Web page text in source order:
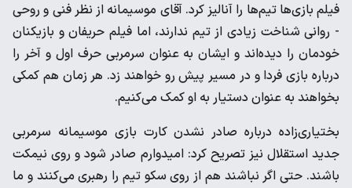
فیلم بازی‌ها تیم‌ها را آنالیز کرد. آقای موسیمانه از نظر فنی و روحی
- روانی شناخت زیادی از تیم ندارند، اما فیلم حریفان و بازیکنان
خودمان را دیده‌اند و ایشان به عنوان سرمربی حرف اول و آخر را
درباره بازی فردا و در مسیر پیش رو خواهند زد. هر زمان هم کمکی
بخواهند به عنوان دستیار به او کمک می‌کنیم.
بختیاری‌زاده درباره صادر نشدن کارت بازی موسیمانه سرمربی
جدید استقلال نیز تصریح کرد: امیدوارم صادر شود و روی نیمکت
باشند. حتی اگر نباشند هم از روی سکو تیم را رهبری می‌کنند و ما